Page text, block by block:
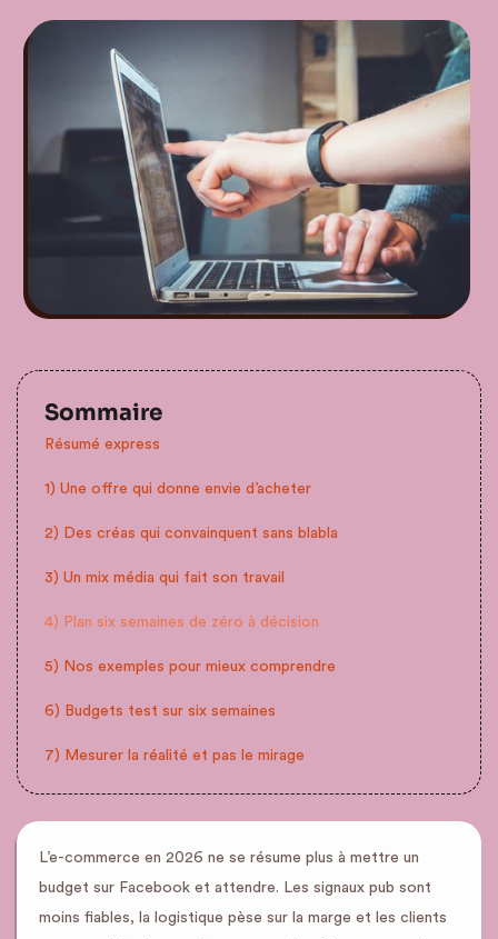
Sommaire
Résumé express
1) Une offre qui donne envie d’acheter
2) Des créas qui convainquent sans blabla
3) Un mix média qui fait son travail
4) Plan six semaines de zéro à décision
5) Nos exemples pour mieux comprendre
6) Budgets test sur six semaines
7) Mesurer la réalité et pas le mirage
L’e-commerce en 2026 ne se résume plus à mettre un
budget sur Facebook et attendre. Les signaux pub sont
moins fiables, la logistique pèse sur la marge et les clients